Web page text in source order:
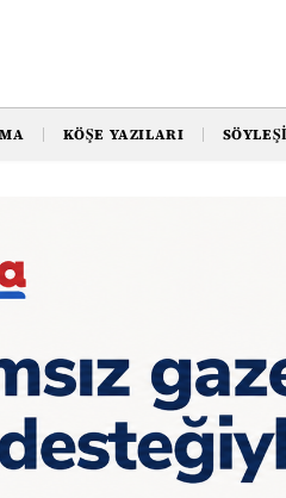
KÖŞE YAZILARI SÖYLEŞI